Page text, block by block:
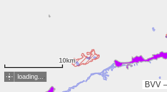
10km
loading...